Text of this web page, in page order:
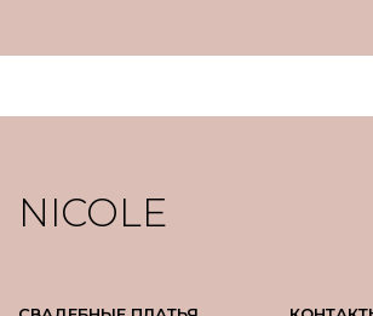
NICOLE